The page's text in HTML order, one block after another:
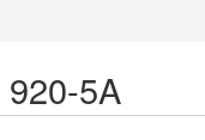
920-5A